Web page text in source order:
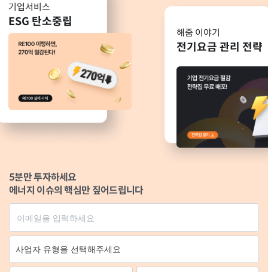
기업서비스
ESG 탄소중립
해줌 이야기
전기요금 관리 전략
5분만 투자하세요
에너지 이슈의 핵심만 짚어드립니다